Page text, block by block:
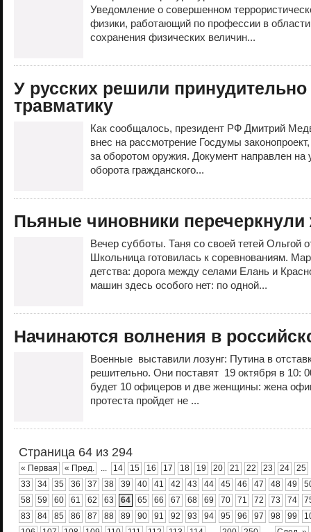
Уведомление о совершенном
физики, работающий по профессии в
сохранения физических величин...
У русских решили принудительно
травматику
Как сообщалось, президент РФ Дмитрий
внес на рассмотрение Госдумы
за оборотом оружия. Документ направлен на
оборота гражданского...
Пьяные чиновники перечеркнули
Вечер субботы. Таня со своей тетей Ольгой
Школьница готовилась к соревнованиям.
детства: дорога между селами Елань и
машин здесь особого нет: по одной...
Начинаются волнения в
Военные выставили лозунг: Путина в
решительно. Они поставят 19 октября в 10:
будет 10 офицеров и две женщины: жена
протеста пройдет не ...
Страница 64 из 294
« Первая « Пред. ... 14 15 16 17 18 19 20 21 22 23 24
25
33
34 35 36 37 38 39 40 41 42 43 44 45 46 47 48 49
58
59 60 61 62 63 64 65 66 67 68 69 70 71 72 73 74
83
84 85 86 87 88 89 90 91 92 93 94 95 96 97 98 99